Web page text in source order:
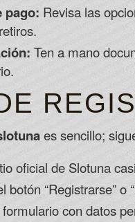
pago: Revisa las
Ten a mano
es sencillo;
oficial de Slotuna
botón “Registrarse” o
con datos